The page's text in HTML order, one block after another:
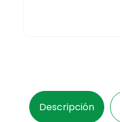
Descripción